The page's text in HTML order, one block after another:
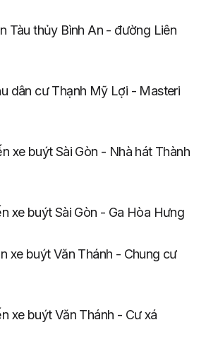
Tàu thủy Bình An - đường Liên
dân cư Thạnh Mỹ Lợi - Masteri
xe buýt Sài Gòn - Nhà hát Thành
xe buýt Sài Gòn - Ga Hòa Hưng
xe buýt Văn Thánh - Chung cư
xe buýt Văn Thánh - Cư xá